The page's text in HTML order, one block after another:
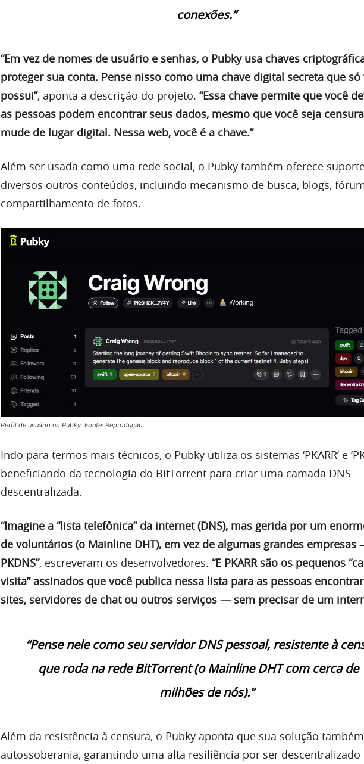
conexões.”
“Em vez de nomes de usuário e senhas, o Pubky usa chaves
proteger sua conta. Pense nisso como uma chave digital secreta que só
possui”, aponta a descrição do projeto. “Essa chave permite que você
as pessoas podem encontrar seus dados, mesmo que você seja
mude de lugar digital. Nessa web, você é a chave.”
Além ser usada como uma rede social, o Pubky também oferece
diversos outros conteúdos, incluindo mecanismo de busca, blogs,
compartilhamento de fotos.
Perfil de usuário no Pubky. Fonte: Reprodução.
Indo para termos mais técnicos, o Pubky utiliza os sistemas ‘PKARR’ e
beneficiando da tecnologia do BitTorrent para criar uma camada DNS
descentralizada.
“Imagine a “lista telefônica” da internet (DNS), mas gerida por um
de voluntários (o Mainline DHT), em vez de algumas grandes empresas
PKDNS”, escreveram os desenvolvedores. “E PKARR são os pequenos
visita” assinados que você publica nessa lista para as pessoas
sites, servidores de chat ou outros serviços — sem precisar de um
“Pense nele como seu servidor DNS pessoal, resistente à
que roda na rede BitTorrent (o Mainline DHT com cerca de
milhões de nós).”
Além da resistência à censura, o Pubky aponta que sua solução
autossoberania, garantindo uma alta resiliência por ser descentralizado